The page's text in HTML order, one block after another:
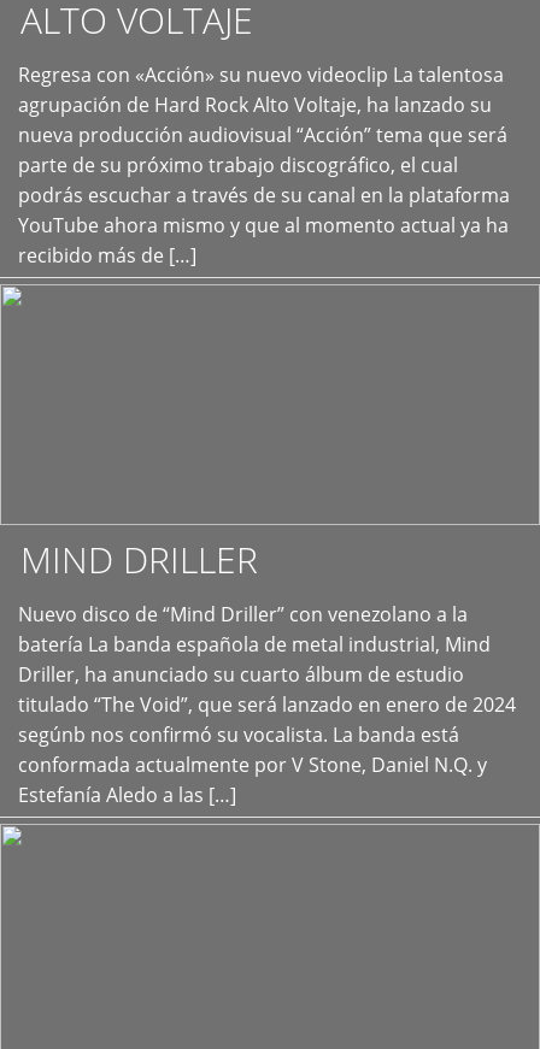
ALTO VOLTAJE
Regresa con «Acción» su nuevo videoclip La talentosa
agrupación de Hard Rock Alto Voltaje, ha lanzado su
nueva producción audiovisual “Acción” tema que será
parte de su próximo trabajo discográfico, el cual
podrás escuchar a través de su canal en la plataforma
YouTube ahora mismo y que al momento actual ya ha
recibido más de […]
+
MIND DRILLER
Nuevo disco de “Mind Driller” con venezolano a la
batería La banda española de metal industrial, Mind
Driller, ha anunciado su cuarto álbum de estudio
titulado “The Void”, que será lanzado en enero de 2024
segúnb nos confirmó su vocalista. La banda está
conformada actualmente por V Stone, Daniel N.Q. y
Estefanía Aledo a las […]
+